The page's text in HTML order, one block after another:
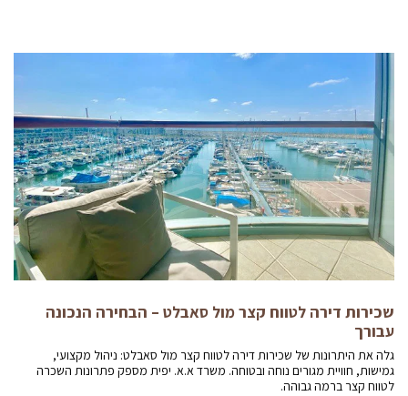
שכירות דירה לטווח קצר מול סאבלט – הבחירה הנכונה
עבורך
גלה את היתרונות של שכירות דירה לטווח קצר מול סאבלט: ניהול מקצועי,
גמישות, חוויית מגורים נוחה ובטוחה. משרד א.א. יפית מספק פתרונות השכרה
לטווח קצר ברמה גבוהה.